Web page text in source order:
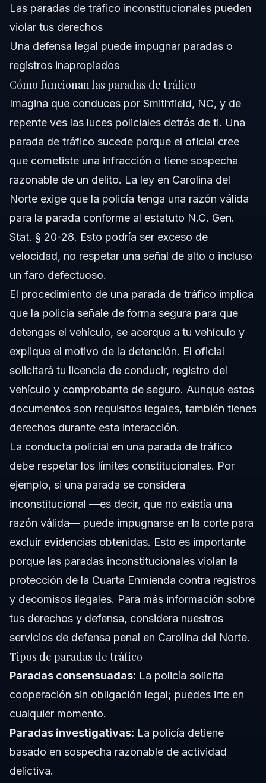
Las paradas de tráfico inconstitucionales pueden
violar tus derechos
Una defensa legal puede impugnar paradas o
registros inapropiados
Cómo funcionan las paradas de tráfico
Imagina que conduces por Smithfield, NC, y de
repente ves las luces policiales detrás de ti. Una
parada de tráfico sucede porque el oficial cree
que cometiste una infracción o tiene sospecha
razonable de un delito. La ley en Carolina del
Norte exige que la policía tenga una razón válida
para la parada conforme al estatuto N.C. Gen.
Stat. § 20-28. Esto podría ser exceso de
velocidad, no respetar una señal de alto o incluso
un faro defectuoso.
El procedimiento de una parada de tráfico implica
que la policía señale de forma segura para que
detengas el vehículo, se acerque a tu vehículo y
explique el motivo de la detención. El oficial
solicitará tu licencia de conducir, registro del
vehículo y comprobante de seguro. Aunque estos
documentos son requisitos legales, también tienes
derechos durante esta interacción.
La conducta policial en una parada de tráfico
debe respetar los límites constitucionales. Por
ejemplo, si una parada se considera
inconstitucional —es decir, que no existía una
razón válida— puede impugnarse en la corte para
excluir evidencias obtenidas. Esto es importante
porque las paradas inconstitucionales violan la
protección de la Cuarta Enmienda contra registros
y decomisos ilegales. Para más información sobre
tus derechos y defensa, considera nuestros
servicios de defensa penal en Carolina del Norte.
Tipos de paradas de tráfico
Paradas consensuadas: La policía solicita
cooperación sin obligación legal; puedes irte en
cualquier momento.
Paradas investigativas: La policía detiene
basado en sospecha razonable de actividad
delictiva.